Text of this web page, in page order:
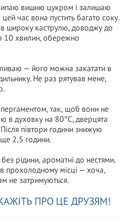
вишню цукром і залишаю
час вона пустить багато соку.
широку каструлю, доводжу до
10 хвилин, обережно
— його можна закатати в
Не раз рятував мене,
так, щоб вони не
в духовку на 80°C, дверцята
півтори години знижую
2,5 години.
без рідини, ароматні до нестями.
прохолодному місці — хоча,
не затримуються.
ПРО ЦЕ ДРУЗЯМ!